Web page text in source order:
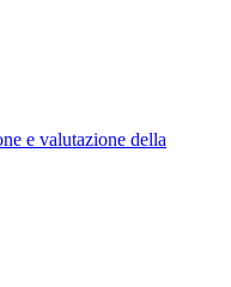
e valutazione della